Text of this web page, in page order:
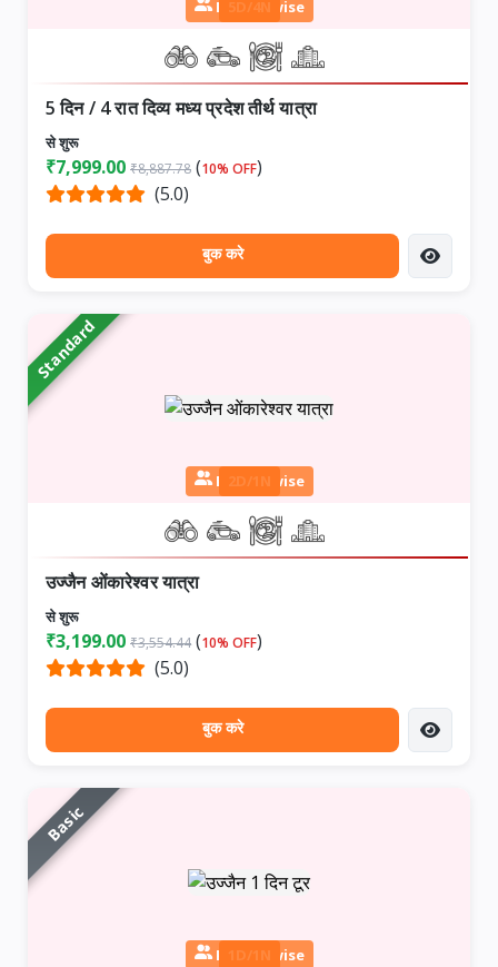
Person wise
5D/4N
5 दिन / 4 रात दिव्य मध्य प्रदेश तीर्थ यात्रा
से शुरू
₹7,999.00 ₹8,887.78 (10% OFF)
(5.0)
बुक करे
Standard
Person wise
2D/1N
उज्जैन ओंकारेश्वर यात्रा
से शुरू
₹3,199.00 ₹3,554.44 (10% OFF)
(5.0)
बुक करे
Basic
Person wise
1D/1N